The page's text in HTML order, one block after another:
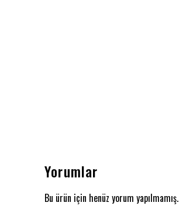
Yorumlar
Bu ürün için henüz yorum yapılmamış.